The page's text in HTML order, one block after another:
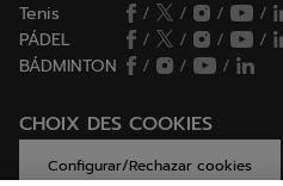
Tenis / / /
/
PÁDEL
/ / /
/
BÁDMINTON
/ / /
CHOIX DES COOKIES
Configurar/Rechazar cookies